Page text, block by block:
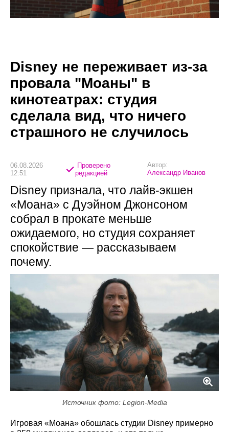
Disney не переживает из-за
провала "Моаны" в
кинотеатрах: студия
сделала вид, что ничего
страшного не случилось
06.08.2026
12:51
Проверено
редакцией
Автор:
Александр Иванов
Disney признала, что лайв-экшен
«Моана» с Дуэйном Джонсоном
собрал в прокате меньше
ожидаемого, но студия сохраняет
спокойствие — рассказываем
почему.
Источник фото: Legion-Media
Игровая «Моана» обошлась студии Disney примерно